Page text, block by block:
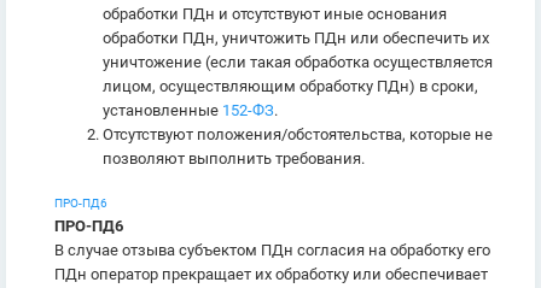
обработки ПДн и отсутствуют иные основания
обработки ПДн, уничтожить ПДн или обеспечить их
уничтожение (если такая обработка осуществляется
лицом, осуществляющим обработку ПДн) в сроки,
установленные 152-ФЗ.
Отсутствуют положения/обстоятельства, которые не
позволяют выполнить требования.
ПРО-ПД6
ПРО-ПД6
В случае отзыва субъектом ПДн согласия на обработку его
ПДн оператор прекращает их обработку или обеспечивает